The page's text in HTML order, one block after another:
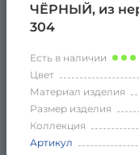
ЧЁРНЫЙ, из
304
Есть в наличии
Цвет
Материал изделия
Размер изделия
Коллекция
Артикул